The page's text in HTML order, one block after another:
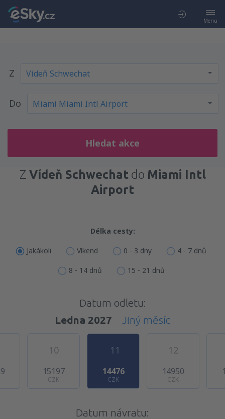
Menu
Z
Do
Hledat akce
Z Vídeň Schwechatdo Miami Intl
Airport
Délka cesty:
Jakákoli Víkend 0 - 3 dny 4 - 7 dnů
8 - 14 dnů 15 - 21 dnů
Datum odletu:
Ledna 2027
Jiný měsíc
10
15197
CZK
11
14476
CZK
12
14950
CZK
Datum návratu: